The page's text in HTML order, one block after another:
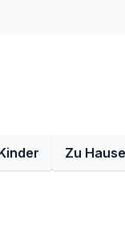
Zu Hause